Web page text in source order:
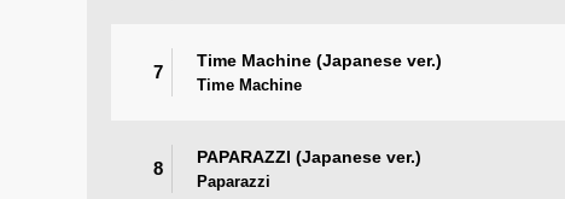
7
Time Machine (Japanese ver.)
Time Machine
8
PAPARAZZI (Japanese ver.)
Paparazzi